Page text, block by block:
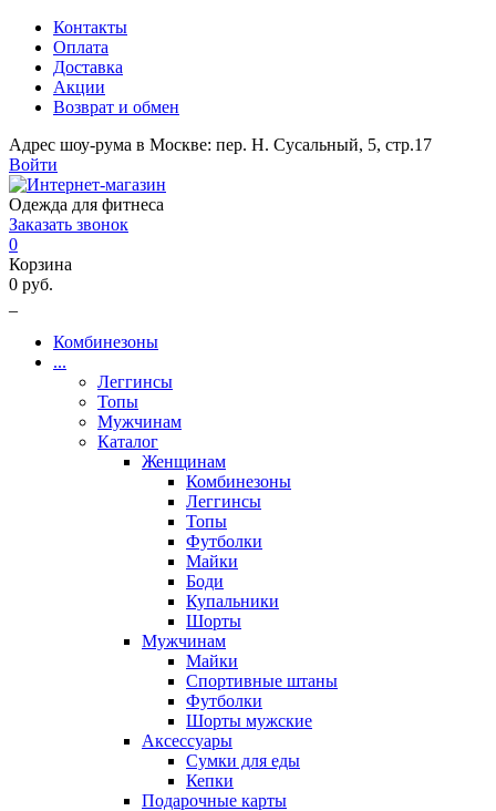
Контакты
Оплата
Доставка
Акции
Возврат и обмен
Адрес шоу-рума в Москве: пер. Н. Сусальный, 5, стр.17
Войти
Одежда для фитнеса
Заказать звонок
0
Корзина
0 руб.
Комбинезоны
...
Леггинсы
Топы
Мужчинам
Каталог
Женщинам
Комбинезоны
Леггинсы
Топы
Футболки
Майки
Боди
Купальники
Шорты
Мужчинам
Майки
Спортивные штаны
Футболки
Шорты мужские
Аксессуары
Сумки для еды
Кепки
Подарочные карты